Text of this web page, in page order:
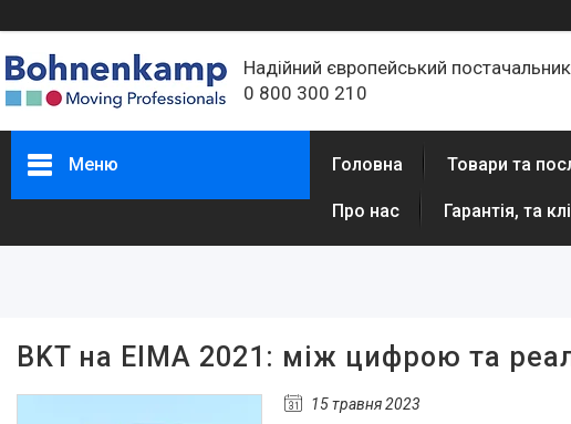
Надійний європейський
0 800 300 210
Меню Головна Товари та
Про нас Гарантія, та
BKT на EIMA 2021: між цифрою та
15 травня 2023